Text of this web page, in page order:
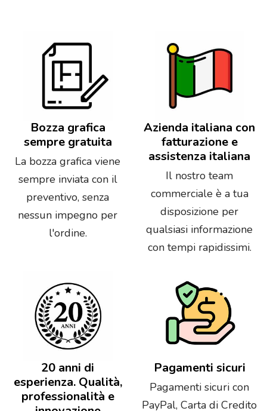
Bozza grafica
sempre gratuita
La bozza grafica viene
sempre inviata con il
preventivo, senza
nessun impegno per
l'ordine.
Azienda italiana con
fatturazione e
assistenza italiana
Il nostro team
commerciale è a tua
disposizione per
qualsiasi informazione
con tempi rapidissimi.
20 anni di
esperienza. Qualità,
professionalità e
Pagamenti sicuri
Pagamenti sicuri con
PayPal, Carta di Credito